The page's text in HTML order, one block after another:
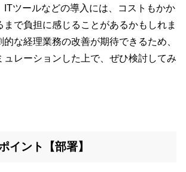
ITツールなどの導入には、コストもかか
まで負担に感じることがあるかもしれま
な経理業務の改善が期待できるため、
ュレーションした上で、ぜひ検討してみ
イント【部署】